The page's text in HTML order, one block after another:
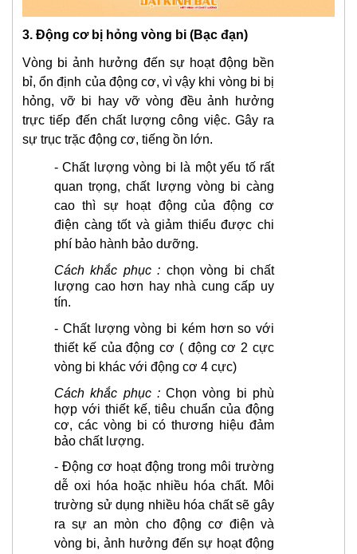
3. Động cơ bị hỏng vòng bi (Bạc đạn)
Vòng bi ảnh hưởng đến sự hoạt động bền
bỉ, ổn định của động cơ, vì vậy khi vòng bi bị
hỏng, vỡ bi hay vỡ vòng đều ảnh hưởng
trực tiếp đến chất lượng công việc. Gây ra
sự trục trặc động cơ, tiếng ồn lớn.
- Chất lượng vòng bi là một yếu tố rất
quan trọng, chất lượng vòng bi càng
cao thì sự hoạt động của động cơ
điện càng tốt và giảm thiểu được chi
phí bảo hành bảo dưỡng.
Cách khắc phục : chọn vòng bi chất
lượng cao hơn hay nhà cung cấp uy
tín.
- Chất lượng vòng bi kém hơn so với
thiết kế của động cơ ( động cơ 2 cực
vòng bi khác với động cơ 4 cực)
Cách khắc phục :Chọn vòng bi phù
hợp với thiết kế, tiêu chuẩn của động
cơ, các vòng bi có thương hiệu đảm
bảo chất lượng.
- Động cơ hoạt động trong môi trường
dễ oxi hóa hoặc nhiều hóa chất. Môi
trường sử dụng nhiều hóa chất sẽ gây
ra sự an mòn cho động cơ điện và
vòng bi, ảnh hưởng đến sự hoạt động